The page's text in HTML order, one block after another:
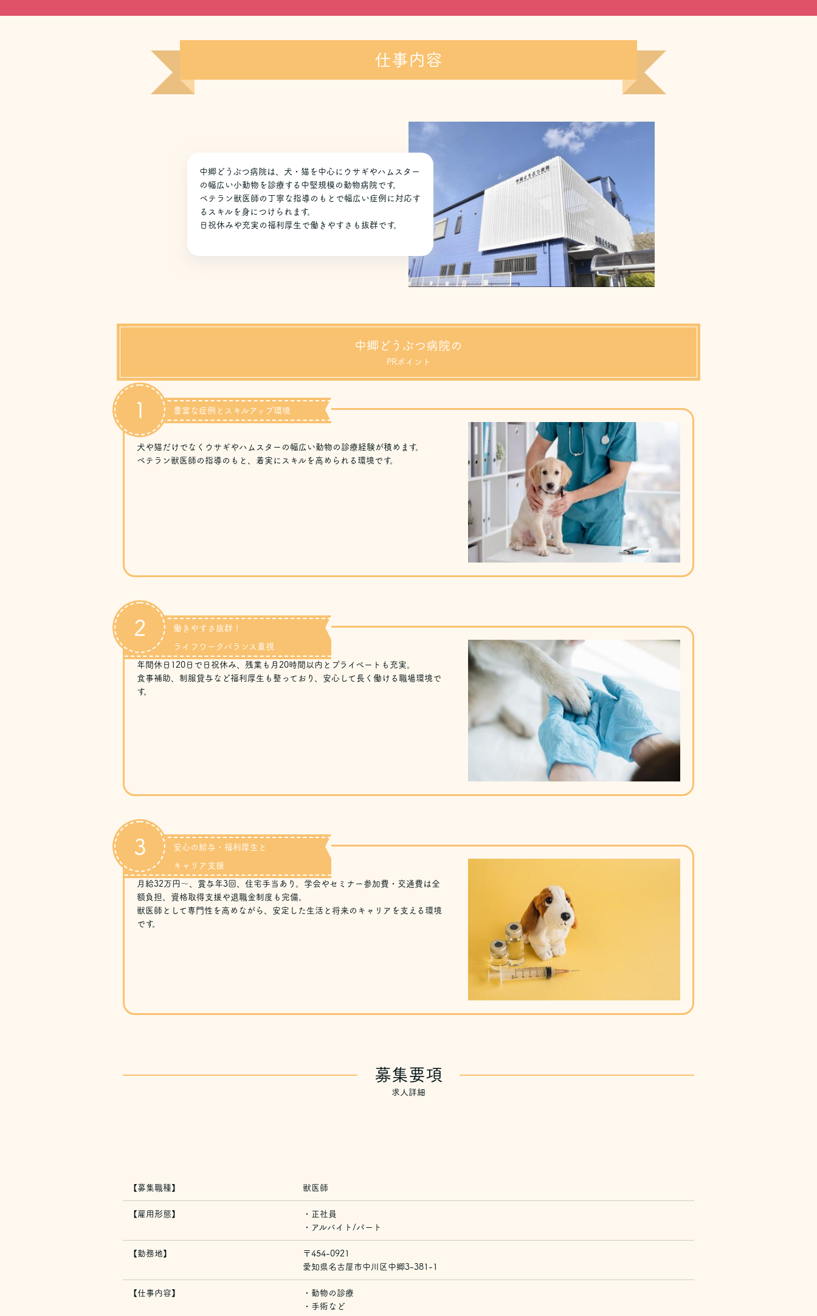
仕事内容
中郷どうぶつ病院は、犬・猫を中心にウサギやハムスター
の幅広い小動物を診療する中堅規模の動物病院です。
ベテラン獣医師の丁寧な指導のもとで幅広い症例に対応す
るスキルを身につけられます。
日祝休みや充実の福利厚生で働きやすさも抜群です。
中郷どうぶつ病院の
PRポイント
豊富な症例とスキルアップ環境
1
犬や猫だけでなくウサギやハムスターの幅広い動物の診療経験が積めます。
ベテラン獣医師の指導のもと、着実にスキルを高められる環境です。
働きやすさ抜群！
ライフワークバランス重視
2
年間休日120日で日祝休み、残業も月20時間以内とプライベートも充実。
食事補助、制服貸与など福利厚生も整っており、安心して長く働ける職場環境で
す。
安心の給与・福利厚生と
キャリア支援
3
月給32万円～、賞与年3回、住宅手当あり。学会やセミナー参加費・交通費は全
額負担、資格取得支援や退職金制度も完備。
獣医師として専門性を高めながら、安定した生活と将来のキャリアを支える環境
です。
募集要項
求人詳細
【募集職種】 獣医師
【雇用形態】
・正社員
・アルバイト/パート
【勤務地】
〒454-0921
愛知県名古屋市中川区中郷3-381-1
【仕事内容】
・動物の診療
・手術など